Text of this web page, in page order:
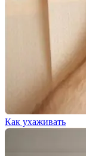
Как ухаживать